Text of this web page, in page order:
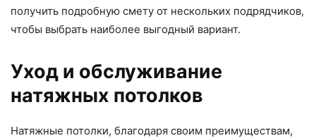
получить подробную смету от нескольких подрядчиков,
чтобы выбрать наиболее выгодный вариант.
Уход и обслуживание
натяжных потолков
Натяжные потолки, благодаря своим преимуществам,